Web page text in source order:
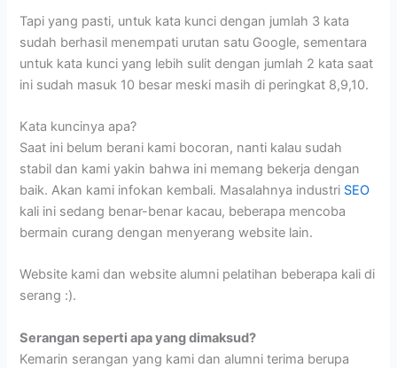
Tapi yang pasti, untuk kata kunci dengan jumlah 3 kata
sudah berhasil menempati urutan satu Google, sementara
untuk kata kunci yang lebih sulit dengan jumlah 2 kata saat
ini sudah masuk 10 besar meski masih di peringkat 8,9,10.
Kata kuncinya apa?
Saat ini belum berani kami bocoran, nanti kalau sudah
stabil dan kami yakin bahwa ini memang bekerja dengan
baik. Akan kami infokan kembali. Masalahnya industri SEO
kali ini sedang benar-benar kacau, beberapa mencoba
bermain curang dengan menyerang website lain.
Website kami dan website alumni pelatihan beberapa kali di
serang :).
Serangan seperti apa yang dimaksud?
Kemarin serangan yang kami dan alumni terima berupa